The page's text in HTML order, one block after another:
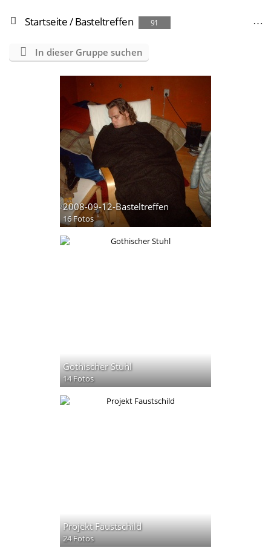
Startseite/Basteltreffen 91
In dieser Gruppe suchen
2008-09-12-Basteltreffen
16 Fotos
Gothischer Stuhl
14 Fotos
Projekt Faustschild
24 Fotos